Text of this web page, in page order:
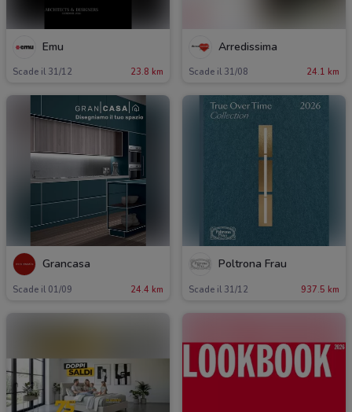
Emu
Scade il 31/12 23.8 km
Arredissima
Scade il 31/08 24.1 km
Grancasa
Scade il 01/09 24.4 km
Poltrona Frau
Scade il 31/12 937.5 km